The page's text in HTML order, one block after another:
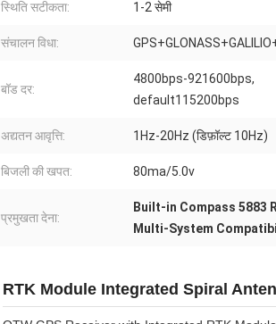
स्थिति सटीकता: 1-2 सेमी
संचालन विधा:
बॉड दर:
4800bps-921600bps,
default115200bps
अद्यतन आवृत्ति: 1Hz-20Hz (डिफ़ॉल्ट 10Hz)
बिजली की खपत: 80ma/5.0v
प्रमुखता देना:
Built-in Compass 5883
Multi-System
RTK Module Integrated Spiral